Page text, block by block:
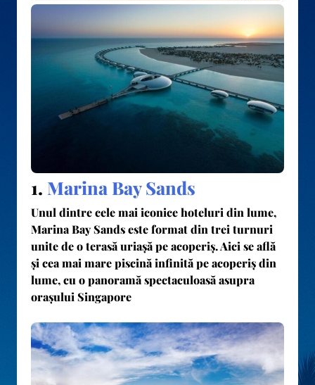
1. Marina Bay Sands
Unul dintre cele mai iconice hoteluri din lume,
Marina Bay Sandseste format din trei turnuri
unite de o terasă uriașă pe acoperiș. Aici se află
și cea mai mare piscină infinită pe acoperiș din
lume, cu o panoramă spectaculoasă asupra
orașului Singapore